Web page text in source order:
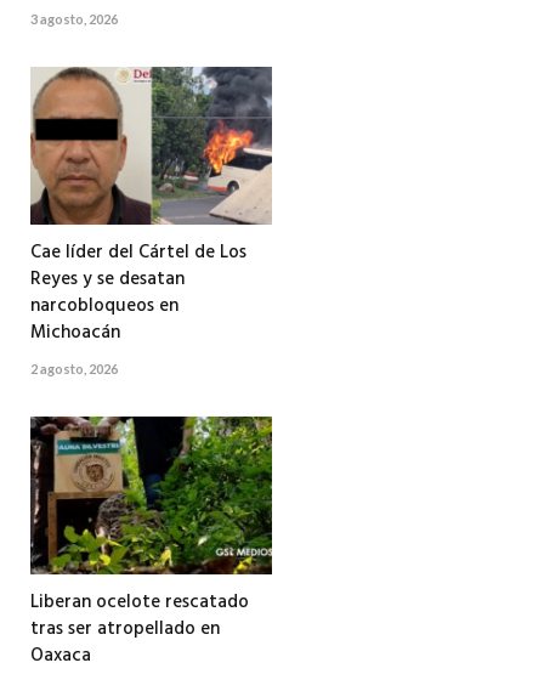
3 agosto, 2026
Cae líder del Cártel de Los
Reyes y se desatan
narcobloqueos en
Michoacán
2 agosto, 2026
Liberan ocelote rescatado
tras ser atropellado en
Oaxaca